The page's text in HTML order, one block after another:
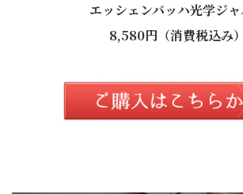
エッシェンバッハ光学ジ
8,580円（消費税込み）